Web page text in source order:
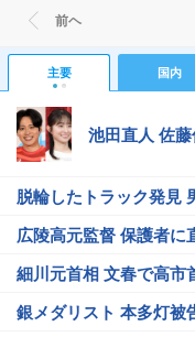
前ヘ
主要 国内
池田直人 佐
脱輪したトラック発見
広陵高元監督 保護者に
細川元首相 文春で高市
銀メダリスト 本多灯被